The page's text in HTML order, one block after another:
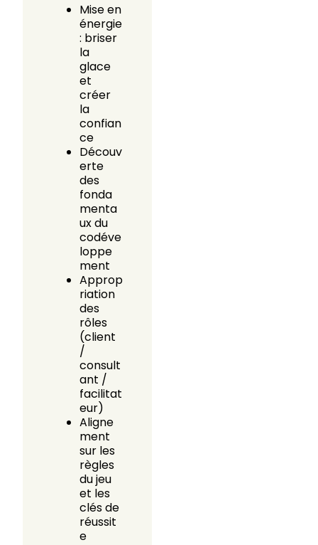
Mise en
énergie
: briser
la
glace
et
créer
la
confian
ce
Découv
erte
des
fonda
menta
ux du
codéve
loppe
ment
Approp
riation
des
rôles
(client
/
consult
ant /
facilitat
eur)
Aligne
ment
sur les
règles
du jeu
et les
clés de
réussit
e